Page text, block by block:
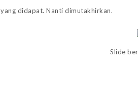
yang didapat. Nanti dimutakhirkan.
Slide